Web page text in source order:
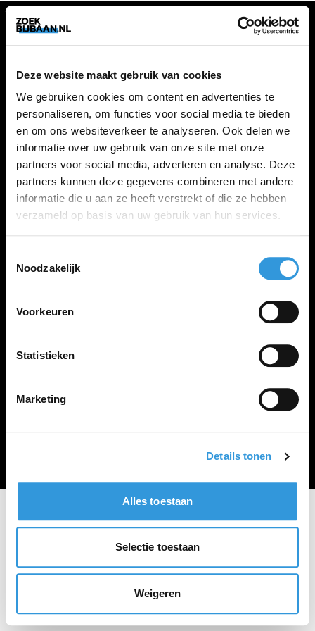
Deze website maakt gebruik van cookies
We gebruiken cookies om content en advertenties te
personaliseren, om functies voor social media te bieden
en om ons websiteverkeer te analyseren. Ook delen we
informatie over uw gebruik van onze site met onze
partners voor social media, adverteren en analyse. Deze
partners kunnen deze gegevens combineren met andere
informatie die u aan ze heeft verstrekt of die ze hebben
verzameld op basis van uw gebruik van hun services.
Noodzakelijk
Voorkeuren
Statistieken
Marketing
Details tonen
Alles toestaan
Selectie toestaan
Weigeren
ZOEKBIJBAAN
FAQ
Kennis maken met MELON
VACATURES
Alle vacatures